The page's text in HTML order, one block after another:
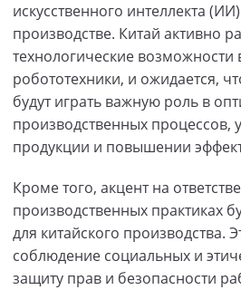
искусственного интеллекта
производстве. Китай активно
технологические возможности
робототехники, и ожидается,
будут играть важную роль в
производственных процессов,
продукции и повышении
Кроме того, акцент на
производственных практиках
для китайского производства.
соблюдение социальных и
защиту прав и безопасности